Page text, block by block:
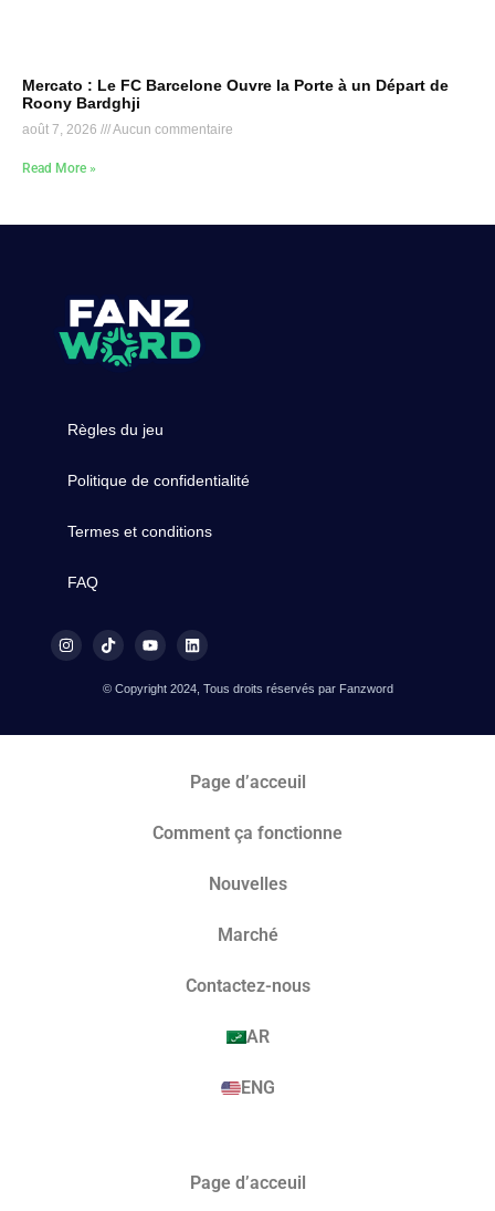
Mercato : Le FC Barcelone Ouvre la Porte à un Départ de
Roony Bardghji
août 7, 2026 Aucun commentaire
Read More »
Règles du jeu
Politique de confidentialité
Termes et conditions
FAQ
© Copyright 2024, Tous droits réservés par Fanzword
Page d’acceuil
Comment ça fonctionne
Nouvelles
Marché​
Contactez-nous
AR
ENG
Page d’acceuil